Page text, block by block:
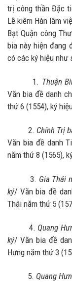
trị công thần Đặc
Lễ kiêm Hàn lâm
Bạt Quận công
bia này hiện đang
có các ký hiệu như
1. Thuận
Văn bia đề danh
thứ 6 (1554), ký
2. Chính Trị
Văn bia đề danh
năm thứ 8 (1565),
3. Gia Thái
ký/ Văn bia đề
Thái năm thứ 5
4. Quang
ký/ Văn bia đề
Hưng năm thứ 3
5. Quang